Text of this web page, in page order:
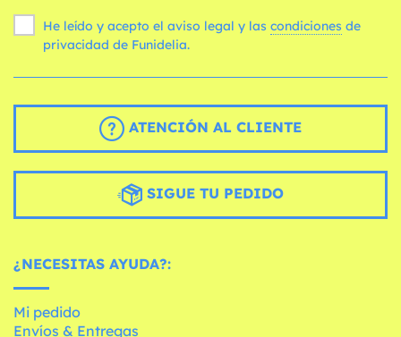
He leído y acepto el aviso legal y las condiciones
privacidad de Funidelia.
ATENCIÓN AL CLIENTE
SIGUE TU PEDIDO
¿NECESITAS AYUDA?:
Mi pedido
Envíos & Entregas